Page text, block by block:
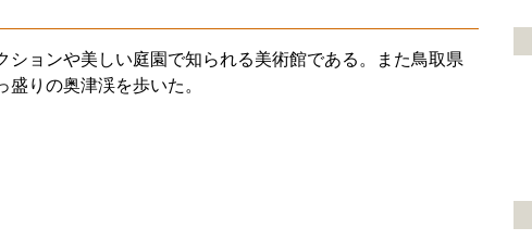
ョンや美しい庭園で知られる美術館である。また鳥取県
りの奥津渓を歩いた。